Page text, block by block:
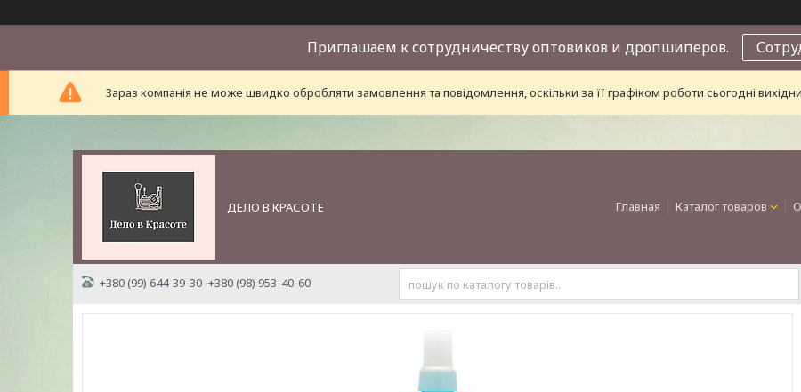
Приглашаем к сотрудничеству оптовиков и дропшиперов.
Зараз компанія не може швидко обробляти замовлення та повідомлення, оскільки за її графіком роботи сьогодні
ДЕЛО В КРАСОТЕ Главная Каталог товаров
+380 (99) 644-39-30 +380 (98) 953-40-60